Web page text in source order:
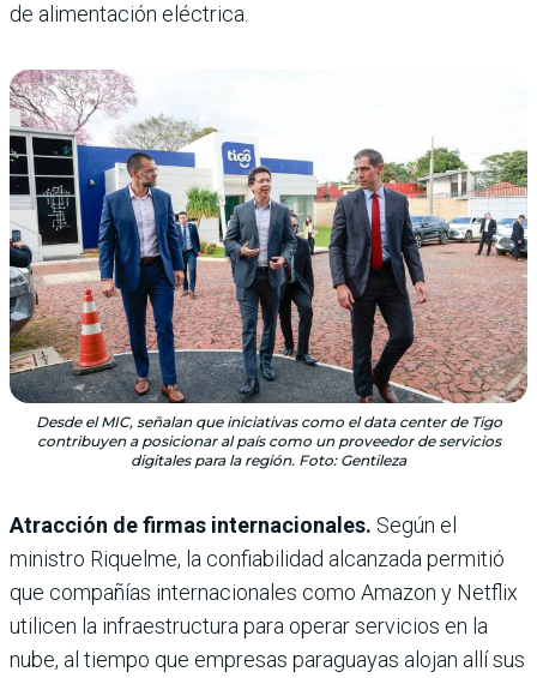
de alimentación eléctrica.
Desde el MIC, señalan que iniciativas como el data center de Tigo
contribuyen a posicionar al país como un proveedor de servicios
digitales para la región. Foto: Gentileza
Atracción de firmas internacionales. Según el
ministro Riquelme, la confiabilidad alcanzada permitió
que compañías internacionales como Amazon y Netflix
utilicen la infraestructura para operar servicios en la
nube, al tiempo que empresas paraguayas alojan allí sus